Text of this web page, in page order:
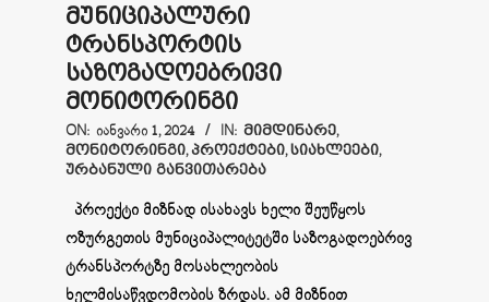
მუნიციპალური
ტრანსპორტის
საზოგადოებრივი
მონიტორინგი
2024-
01-
ON: ᲘᲐᲜᲕᲐᲠᲘ 1, 2024 IN: ᲛᲘᲛᲓᲘᲜᲐᲠᲔ,
ᲛᲝᲜᲘᲢᲝᲠᲘᲜᲒᲘ,ᲞᲠᲝᲔᲥᲢᲔᲑᲘ,ᲡᲘᲐᲮᲚᲔᲔᲑᲘ,
ᲣᲠᲑᲐᲜᲣᲚᲘ ᲒᲐᲜᲕᲘᲗᲐᲠᲔᲑᲐ
პროექტი მიზნად ისახავს ხელი შეუწყოს
ოზურგეთის მუნიციპალიტეტში საზოგადოებრივ
ტრანსპორტზე მოსახლეობის
ხელმისაწვდომობის ზრდას. ამ მიზნით